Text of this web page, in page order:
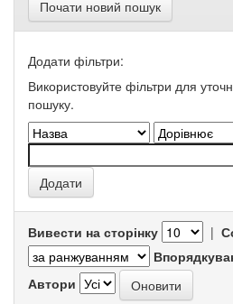
Почати новий пошук
Додати фільтри:
Використовуйте фільтри для
пошуку.
Вивести на сторінку |
Автори